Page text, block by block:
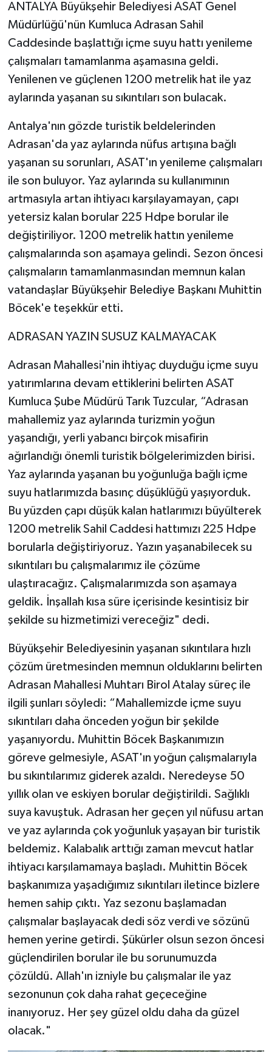
ANTALYA Büyükşehir Belediyesi ASAT Genel
Müdürlüğü'nün Kumluca Adrasan Sahil
Caddesinde başlattığı içme suyu hattı yenileme
çalışmaları tamamlanma aşamasına geldi.
Yenilenen ve güçlenen 1200 metrelik hat ile yaz
aylarında yaşanan su sıkıntıları son bulacak.
Antalya'nın gözde turistik beldelerinden
Adrasan'da yaz aylarında nüfus artışına bağlı
yaşanan su sorunları, ASAT'ın yenileme çalışmaları
ile son buluyor. Yaz aylarında su kullanımının
artmasıyla artan ihtiyacı karşılayamayan, çapı
yetersiz kalan borular 225 Hdpe borular ile
değiştiriliyor. 1200 metrelik hattın yenileme
çalışmalarında son aşamaya gelindi. Sezon öncesi
çalışmaların tamamlanmasından memnun kalan
vatandaşlar Büyükşehir Belediye Başkanı Muhittin
Böcek'e teşekkür etti.
ADRASAN YAZIN SUSUZ KALMAYACAK
Adrasan Mahallesi'nin ihtiyaç duyduğu içme suyu
yatırımlarına devam ettiklerini belirten ASAT
Kumluca Şube Müdürü Tarık Tuzcular, “Adrasan
mahallemiz yaz aylarında turizmin yoğun
yaşandığı, yerli yabancı birçok misafirin
ağırlandığı önemli turistik bölgelerimizden birisi.
Yaz aylarında yaşanan bu yoğunluğa bağlı içme
suyu hatlarımızda basınç düşüklüğü yaşıyorduk.
Bu yüzden çapı düşük kalan hatlarımızı büyülterek
1200 metrelik Sahil Caddesi hattımızı 225 Hdpe
borularla değiştiriyoruz. Yazın yaşanabilecek su
sıkıntıları bu çalışmalarımız ile çözüme
ulaştıracağız. Çalışmalarımızda son aşamaya
geldik. İnşallah kısa süre içerisinde kesintisiz bir
şekilde su hizmetimizi vereceğiz" dedi.
Büyükşehir Belediyesinin yaşanan sıkıntılara hızlı
çözüm üretmesinden memnun olduklarını belirten
Adrasan Mahallesi Muhtarı Birol Atalay süreç ile
ilgili şunları söyledi: “Mahallemizde içme suyu
sıkıntıları daha önceden yoğun bir şekilde
yaşanıyordu. Muhittin Böcek Başkanımızın
göreve gelmesiyle, ASAT'ın yoğun çalışmalarıyla
bu sıkıntılarımız giderek azaldı. Neredeyse 50
yıllık olan ve eskiyen borular değiştirildi. Sağlıklı
suya kavuştuk. Adrasan her geçen yıl nüfusu artan
ve yaz aylarında çok yoğunluk yaşayan bir turistik
beldemiz. Kalabalık arttığı zaman mevcut hatlar
ihtiyacı karşılamamaya başladı. Muhittin Böcek
başkanımıza yaşadığımız sıkıntıları iletince bizlere
hemen sahip çıktı. Yaz sezonu başlamadan
çalışmalar başlayacak dedi söz verdi ve sözünü
hemen yerine getirdi. Şükürler olsun sezon öncesi
güçlendirilen borular ile bu sorunumuzda
çözüldü. Allah'ın izniyle bu çalışmalar ile yaz
sezonunun çok daha rahat geçeceğine
inanıyoruz. Her şey güzel oldu daha da güzel
olacak."